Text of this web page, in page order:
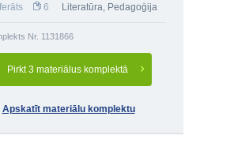
6 Literatūra, Pedagoģija
Nr. 1131866
Pirkt 3 materiālus komplektā
Apskatīt materiālu komplektu